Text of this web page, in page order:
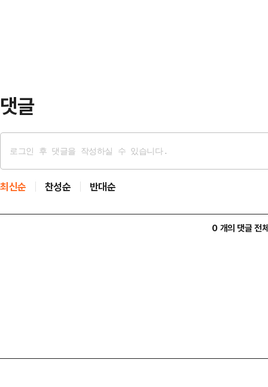
댓글
최신순 찬성순 반대순
0 개의 댓글 전